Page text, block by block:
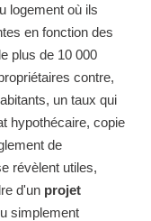
logement où ils
en fonction des
plus de 10 000
contre,
un taux qui
hypothécaire, copie
de
révèlent utiles,
d'un projet
simplement